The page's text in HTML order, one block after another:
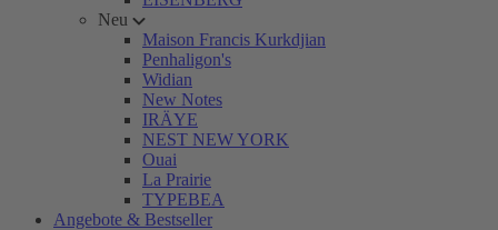
Neu
Maison Francis Kurkdjian
Penhaligon's
Widian
New Notes
IRÄYE
NEST NEW YORK
Ouai
La Prairie
TYPEBEA
Angebote & Bestseller